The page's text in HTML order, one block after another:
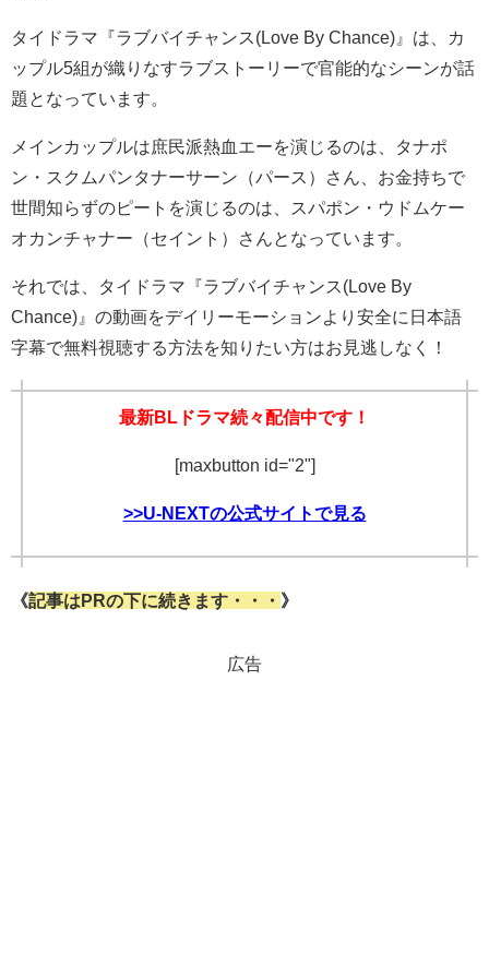
タイドラマ『ラブバイチャンス(Love By Chance)』は、カ
ップル5組が織りなすラブストーリーで官能的なシーンが話
題となっています。
メインカップルは庶民派熱血エーを演じるのは、タナポ
ン・スクムパンタナーサーン（パース）さん、お金持ちで
世間知らずのピートを演じるのは、スパポン・ウドムケー
オカンチャナー（セイント）さんとなっています。
それでは、タイドラマ『ラブバイチャンス(Love By
Chance)』の動画をデイリーモーションより安全に日本語
字幕で無料視聴する方法を知りたい方はお見逃しなく！
最新BLドラマ続々配信中です！
[maxbutton id="2"]
>>U-NEXTの公式サイトで見る
《記事はPRの下に続きます・・・ 》
広告